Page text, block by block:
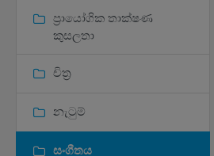
ප්‍රායෝගික තාක්ෂණ
කුසලතා
චිත්‍ර
නැටුම්
සංගීතය